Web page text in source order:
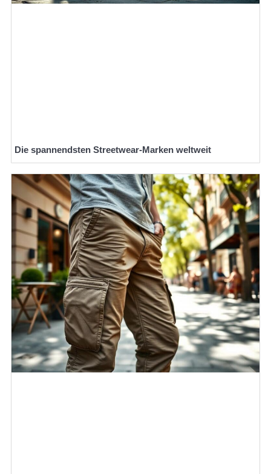
Die spannendsten Streetwear-Marken weltweit